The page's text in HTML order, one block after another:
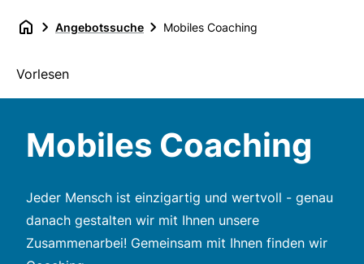
Angebotssuche Mobiles Coaching
Vorlesen
Mobiles Coaching
Jeder Mensch ist einzigartig und wertvoll - genau
danach gestalten wir mit Ihnen unsere
Zusammenarbei! Gemeinsam mit Ihnen finden wir